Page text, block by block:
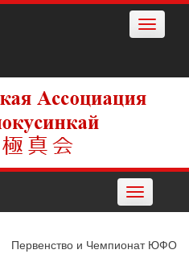
Toggle
Toggle
navigation
Первенство и Чемпионат ЮФО